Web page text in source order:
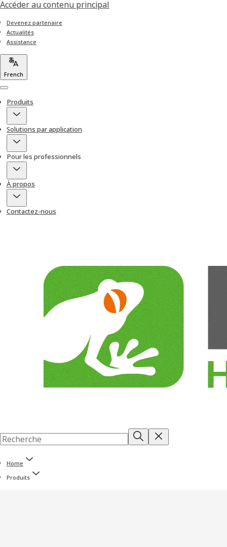
Accéder au contenu principal
Devenez partenaire
Actualités
Assistance
French
Menu
Produits
Solutions par application
Pour les professionnels
À propos
Contactez-nous
Home
Produits